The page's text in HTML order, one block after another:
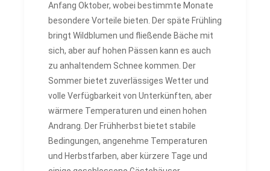
Anfang Oktober, wobei bestimmte Monate
besondere Vorteile bieten. Der späte Frühling
bringt Wildblumen und fließende Bäche mit
sich, aber auf hohen Pässen kann es auch
zu anhaltendem Schnee kommen. Der
Sommer bietet zuverlässiges Wetter und
volle Verfügbarkeit von Unterkünften, aber
wärmere Temperaturen und einen hohen
Andrang. Der Frühherbst bietet stabile
Bedingungen, angenehme Temperaturen
und Herbstfarben, aber kürzere Tage und